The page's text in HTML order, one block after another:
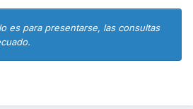
es para presentarse, las consultas